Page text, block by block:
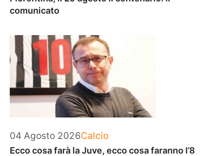
comunicato
04 Agosto 2026Categorie
Calcio
Ecco cosa farà la Juve, ecco cosa faranno l’8